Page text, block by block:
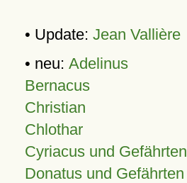
• Update: Jean Vallière
• neu: Adelinus
Bernacus
Christian
Chlothar
Cyriacus und Gefährten
Donatus und Gefährten